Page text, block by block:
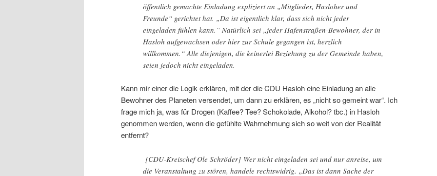
öffentlich gemachte Einladung expliziert an „Mitglieder, Hasloher und
Freunde“ gerichtet hat. „Da ist eigentlich klar, dass sich nicht jeder
eingeladen fühlen kann.“ Natürlich sei „jeder Hafenstraßen-Bewohner, der in
Hasloh aufgewachsen oder hier zur Schule gegangen ist, herzlich
willkommen.“ Alle diejenigen, die keinerlei Beziehung zu der Gemeinde haben,
seien jedoch nicht eingeladen.
Kann mir einer die Logik erklären, mit der die CDU Hasloh eine Einladung an alle
Bewohner des Planeten versendet, um dann zu erklären, es „nicht so gemeint war“. Ich
frage mich ja, was für Drogen (Kaffee? Tee? Schokolade, Alkohol? tbc.) in Hasloh
genommen werden, wenn die gefühlte Wahrnehmung sich so weit von der Realität
entfernt?
[CDU-Kreischef Ole Schröder] Wer nicht eingeladen sei und nur anreise, um
die Veranstaltung zu stören, handele rechtswidrig. „Das ist dann Sache der